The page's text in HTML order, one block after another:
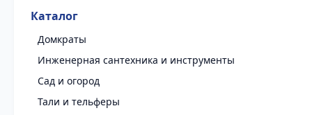
Каталог
Домкраты
Инженерная сантехника и инструменты
Сад и огород
Тали и тельферы